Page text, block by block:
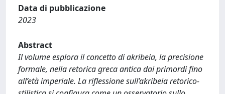
Data di pubblicazione
2023
Abstract
Il volume esplora il concetto di akribeia, la precisione
formale, nella retorica greca antica dai primordi fino
all’età imperiale. La riflessione sull’akribeia retorico-